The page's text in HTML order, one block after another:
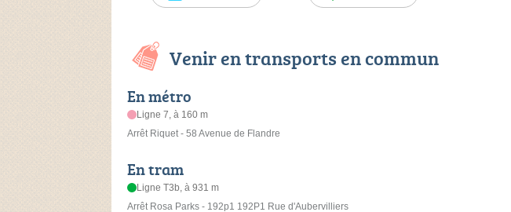
Venir en transports en commun
En métro
Ligne 7, à 160 m
Arrêt Riquet - 58 Avenue de Flandre
En tram
Ligne T3b, à 931 m
Arrêt Rosa Parks - 192p1 192P1 Rue d'Aubervilliers